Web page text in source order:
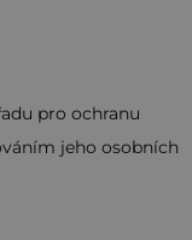
pro ochranu
jeho osobních